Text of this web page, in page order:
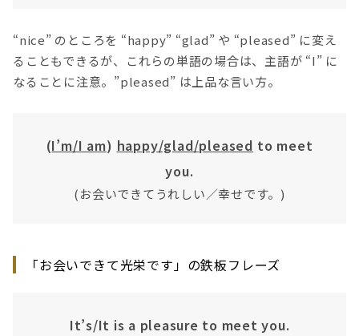
“nice” のところを “happy” “glad” や “pleased” に変え
ることもできるが、これらの単語の場合は、主語が “I” に
なることに注意。”pleased” は上品な言い方。
(I’m/I am) happy/glad/pleased to meet
you.
(お会いできてうれしい／幸せです。)
「お会いできて光栄です」の鉄板フレーズ
It’s/It is a pleasure to meet you.